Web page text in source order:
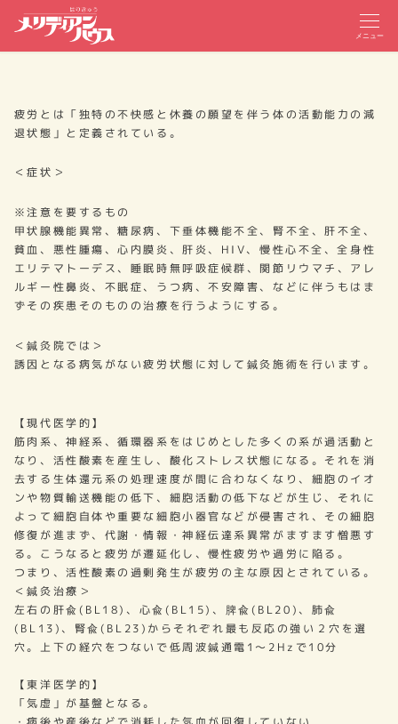
メニュー
疲労とは「独特の不快感と休養の願望を伴う体の活動能力の減
退状態」と定義されている。
＜症状＞
※注意を要するもの
甲状腺機能異常、糖尿病、下垂体機能不全、腎不全、肝不全、
貧血、悪性腫瘍、心内膜炎、肝炎、HIV、慢性心不全、全身性
エリテマトーデス、睡眠時無呼吸症候群、関節リウマチ、アレ
ルギー性鼻炎、不眠症、うつ病、不安障害、などに伴うもはま
ずその疾患そのものの治療を行うようにする。
＜鍼灸院では＞
誘因となる病気がない疲労状態に対して鍼灸施術を行います。
【現代医学的】
筋肉系、神経系、循環器系をはじめとした多くの系が過活動と
なり、活性酸素を産生し、酸化ストレス状態になる。それを消
去する生体還元系の処理速度が間に合わなくなり、細胞のイオ
ンや物質輸送機能の低下、細胞活動の低下などが生じ、それに
よって細胞自体や重要な細胞小器官などが侵害され、その細胞
修復が進まず、代謝・情報・神経伝達系異常がますます憎悪す
る。こうなると疲労が遷延化し、慢性疲労や過労に陥る。
つまり、活性酸素の過剰発生が疲労の主な原因とされている。
＜鍼灸治療＞
左右の肝兪(BL18)、心兪(BL15)、脾兪(BL20)、肺兪
(BL13)、腎兪(BL23)からそれぞれ最も反応の強い２穴を選
穴。上下の経穴をつないで低周波鍼通電1～2Hzで10分
【東洋医学的】
「気虚」が基盤となる。